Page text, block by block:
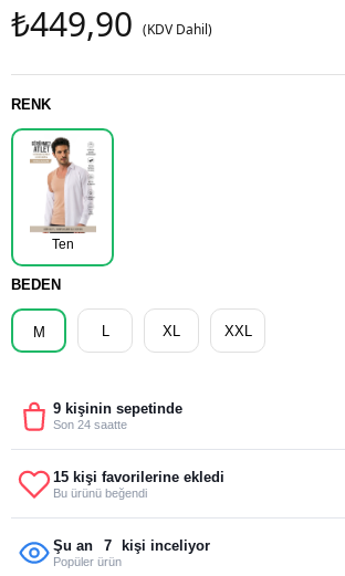
₺449,90 (KDV Dahil)
RENK
Ten
BEDEN
M L XL XXL
9 kişinin sepetinde
Son 24 saatte
15 kişi favorilerine ekledi
Bu ürünü beğendi
Şu an 7 kişi inceliyor
Popüler ürün